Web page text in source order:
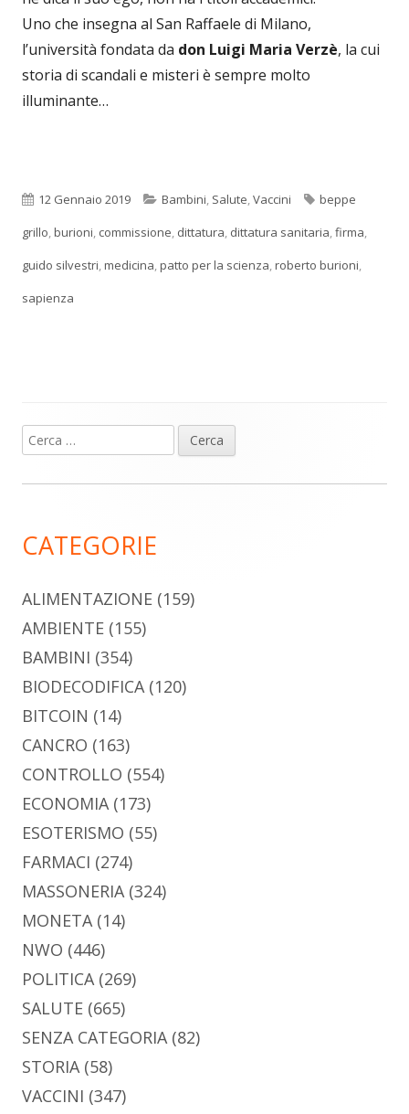
Uno che insegna al San Raffaele di Milano,
l’università fondata da don Luigi Maria Verzè, la cui
storia di scandali e misteri è sempre molto
illuminante…
Pubblicato
12 Gennaio 2019 Categorie
Bambini, Salute,Vaccini Tag
beppe
grillo,burioni, commissione, dittatura, dittatura sanitaria,firma,
guido silvestri,medicina,patto per la scienza,roberto burioni,
sapienza
Barra
laterale
Ricerca
per:
CATEGORIE
ALIMENTAZIONE (159)
AMBIENTE (155)
BAMBINI (354)
BIODECODIFICA(120)
BITCOIN (14)
CANCRO (163)
CONTROLLO (554)
ECONOMIA(173)
ESOTERISMO (55)
FARMACI (274)
MASSONERIA(324)
MONETA(14)
NWO (446)
POLITICA(269)
SALUTE (665)
SENZA CATEGORIA(82)
STORIA(58)
VACCINI (347)